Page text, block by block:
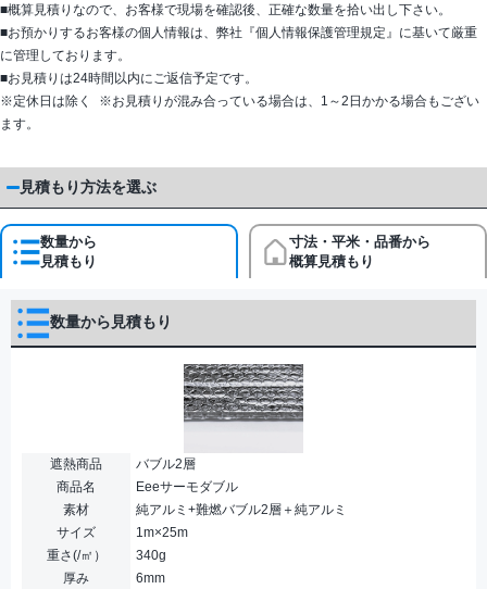
■概算見積りなので、お客様で現場を確認後、正確な数量を拾い出し下さい。
■お預かりするお客様の個人情報は、弊社『個人情報保護管理規定』に基いて厳重
に管理しております。
■お見積りは24時間以内にご返信予定です。
※定休日は除く ※お見積りが混み合っている場合は、1～2日かかる場合もござい
ます。
見積もり方法を選ぶ
数量から
見積もり
寸法・平米・品番から
概算見積もり
数量から見積もり
遮熱商品
バブル2層
商品名
Eeeサーモダブル
素材
純アルミ+難燃バブル2層＋純アルミ
サイズ
1m×25m
重さ(/㎡）
340g
厚み
6mm